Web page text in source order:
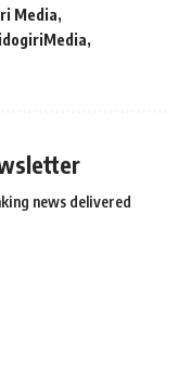
Media
news delivered